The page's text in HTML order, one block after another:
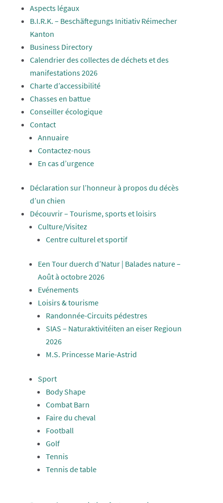
Aspects légaux
B.I.R.K. – Beschäftegungs Initiativ Réimecher
Kanton
Business Directory
Calendrier des collectes de déchets et des
manifestations 2026
Charte d’accessibilité
Chasses en battue
Conseiller écologique
Contact
Annuaire
Contactez-nous
En cas d’urgence
Déclaration sur l’honneur à propos du décès
d’un chien
Découvrir – Tourisme, sports et loisirs
Culture/Visitez
Centre culturel et sportif
Een Tour duerch d’Natur | Balades nature –
Août à octobre 2026
Evénements
Loisirs & tourisme
Randonnée-Circuits pédestres
SIAS – Naturaktivitéiten an eiser Regioun
2026
M.S. Princesse Marie-Astrid
Sport
Body Shape
Combat Barn
Faire du cheval
Football
Golf
Tennis
Tennis de table